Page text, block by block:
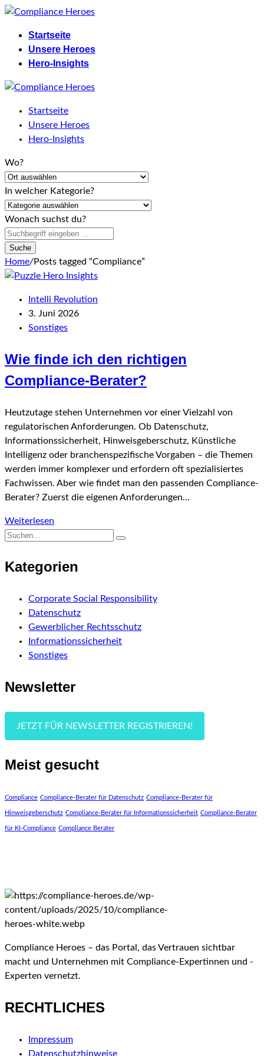
Skip
contentStartseite
Unsere Heroes
Hero-Insights
Startseite
Unsere Heroes
Hero-Insights
Wo?
In welcher Kategorie?
Wonach suchst du?
Suche
Home/Posts tagged “Compliance”
Intelli Revolution
3. Juni 2026
Sonstiges
Wie finde ich den richtigen
Compliance-Berater?
Heutzutage stehen Unternehmen vor einer Vielzahl von
regulatorischen Anforderungen. Ob Datenschutz,
Informationssicherheit, Hinweisgeberschutz, Künstliche
Intelligenz oder branchenspezifische Vorgaben – die Themen
werden immer komplexer und erfordern oft spezialisiertes
Fachwissen. Aber wie findet man den passenden Compliance-
Berater? Zuerst die eigenen Anforderungen…
Weiterlesen
Kategorien
Corporate Social Responsibility
Datenschutz
Gewerblicher Rechtsschutz
Informationssicherheit
Sonstiges
Newsletter
JETZT FÜR NEWSLETTER REGISTRIEREN!
Meist gesucht
Compliance Compliance-Berater für Datenschutz Compliance-Berater für
Hinweisgeberschutz Compliance-Berater für Informationssicherheit Compliance-Berater
für KI-Compliance Compliance Berater
Compliance Heroes – das Portal, das Vertrauen sichtbar
macht und Unternehmen mit Compliance-Expertinnen und -
Experten vernetzt.
RECHTLICHES
Impressum
Datenschutzhinweise